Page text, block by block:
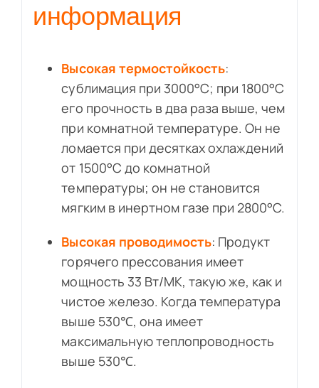
информация
Высокая термостойкость:
сублимация при 3000°C; при 1800°C
его прочность в два раза выше, чем
при комнатной температуре. Он не
ломается при десятках охлаждений
от 1500°C до комнатной
температуры; он не становится
мягким в инертном газе при 2800°C.
Высокая проводимость: Продукт
горячего прессования имеет
мощность 33 Вт/МК, такую же, как и
чистое железо. Когда температура
выше 530℃, она имеет
максимальную теплопроводность
выше 530℃.